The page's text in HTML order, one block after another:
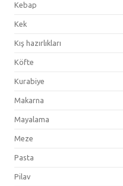
Kebap
Kek
Kış hazırlıkları
Köfte
Kurabiye
Makarna
Mayalama
Meze
Pasta
Pilav